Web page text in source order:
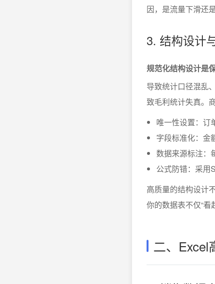
因，是流量下滑还
3. 结构设计
规范化结构设计是
导致统计口径混乱
致毛利统计失真。
唯一性设置：订
字段标准化：金
数据来源标注：
公式防错：采用
高质量的结构设计
你的数据表不仅“看
二、Excel